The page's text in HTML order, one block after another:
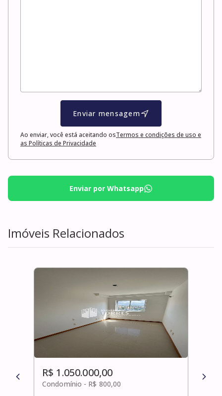
Enviar mensagem
Ao enviar, você está aceitando osTermos e condições de uso e
as Políticas de Privacidade
Enviar por Whatsapp
Imóveis Relacionados
R$ 1.050.000,00
Condomínio - R$ 800,00
R$